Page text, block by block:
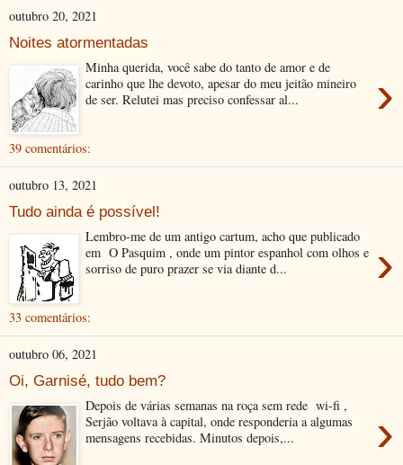
outubro 20, 2021
Noites atormentadas
›
Minha querida, você sabe do tanto de amor e de
carinho que lhe devoto, apesar do meu jeitão mineiro
de ser. Relutei mas preciso confessar al...
39 comentários:
outubro 13, 2021
Tudo ainda é possível!
›
Lembro-me de um antigo cartum, acho que publicado
em O Pasquim , onde um pintor espanhol com olhos e
sorriso de puro prazer se via diante d...
33 comentários:
outubro 06, 2021
Oi, Garnisé, tudo bem?
›
Depois de várias semanas na roça sem rede wi-fi ,
Serjão voltava à capital, onde responderia a algumas
mensagens recebidas. Minutos depois,...